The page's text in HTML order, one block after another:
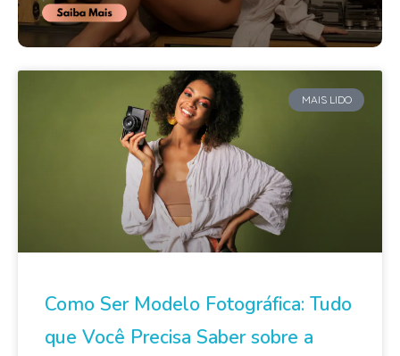
MAIS LIDO
Como Ser Modelo Fotográfica: Tudo
que Você Precisa Saber sobre a